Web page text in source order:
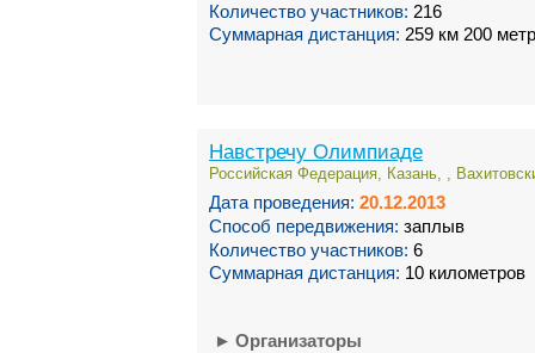
Количество участников: 216
Суммарная дистанция: 259 км 200
Навстречу Олимпиаде
Российская Федерация, Казань, ,
Дата проведения: 20.12.2013
Способ передвижения: заплыв
Количество участников: 6
Суммарная дистанция: 10 километров
► Организаторы